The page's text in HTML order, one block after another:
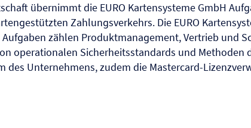
übernimmt die EURO Kartensysteme GmbH
Zahlungsverkehrs. Die EURO
zählen Produktmanagement, Vertrieb und
operationalen Sicherheitsstandards und Methoden
Unternehmens, zudem die Mastercard-